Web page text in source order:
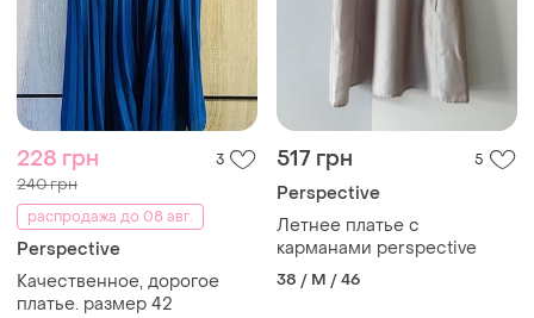
228 грн 3
240 грн
распродажа до 08 авг.
Perspective
Качественное, дорогое
платье. размер 42
517 грн 5
Perspective
Летнее платье с
карманами perspective
38 / M / 46